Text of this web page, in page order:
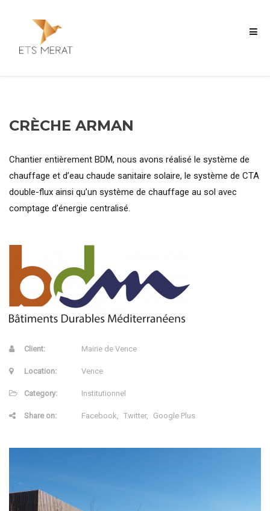
CRÈCHE ARMAN
Chantier entièrement BDM, nous avons réalisé le système de
chauffage et d’eau chaude sanitaire solaire, le système de CTA
double-flux ainsi qu’un système de chauffage au sol avec
comptage d’énergie centralisé.
Client: Mairie de Vence
Location: Vence
Category: Institutionnel
Share on: Facebook Twitter Google Plus